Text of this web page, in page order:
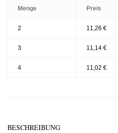
Menge Preis
2 11,26 €
3 11,14 €
4 11,02 €
BESCHREIBUNG